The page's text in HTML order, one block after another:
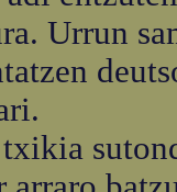
Urrun